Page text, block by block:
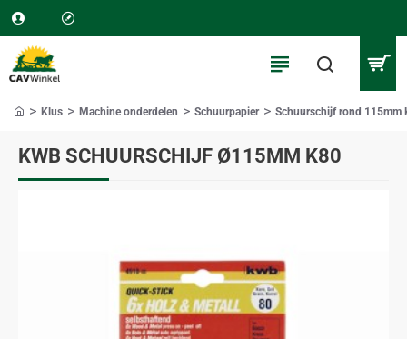
KWB SCHUURSCHIJF Ø115MM K80
Klus Machine onderdelen Schuurpapier Schuurschijf rond 115mm